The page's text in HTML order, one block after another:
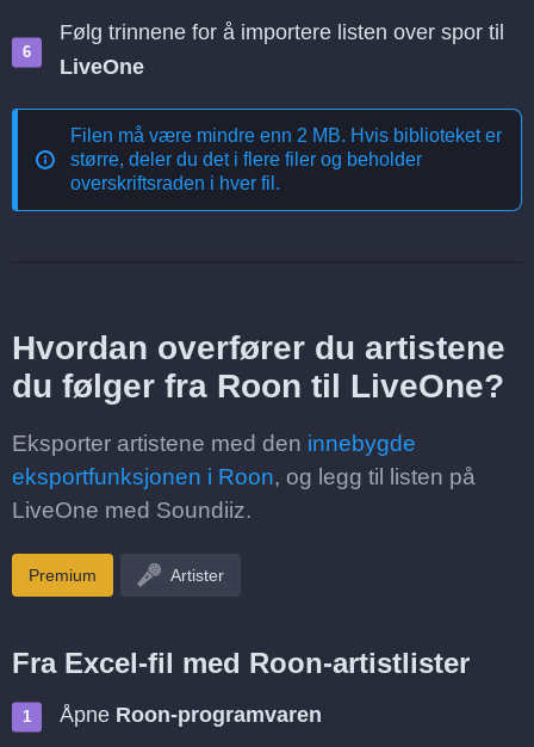
Følg trinnene for å importere listen over spor til
LiveOne
Filen må være mindre enn 2 MB. Hvis biblioteket er
større, deler du det i flere filer og beholder
overskriftsraden i hver fil.
Hvordan overfører du artistene
du følger fra Roon til LiveOne?
Eksporter artistene med den innebygde
eksportfunksjonen i Roon, og legg til listen på
LiveOne med Soundiiz.
Premium Artister
Fra Excel-fil med Roon-artistlister
Åpne Roon-programvaren